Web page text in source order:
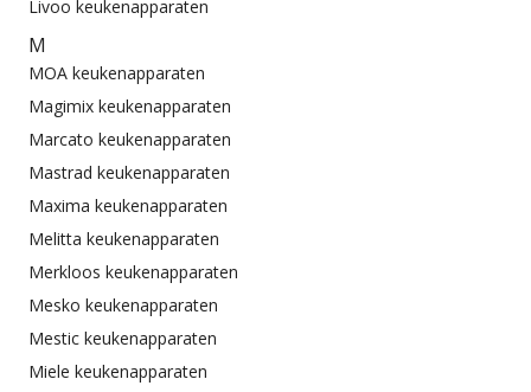
Livoo keukenapparaten
M
MOA keukenapparaten
Magimix keukenapparaten
Marcato keukenapparaten
Mastrad keukenapparaten
Maxima keukenapparaten
Melitta keukenapparaten
Merkloos keukenapparaten
Mesko keukenapparaten
Mestic keukenapparaten
Miele keukenapparaten